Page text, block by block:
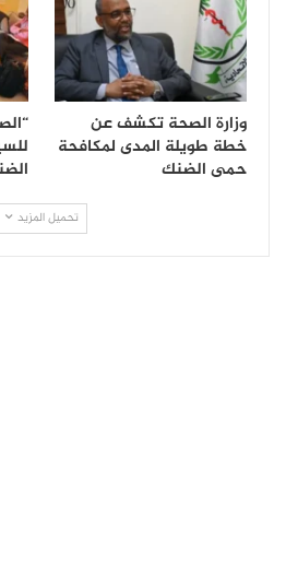
وزارة الصحة تكشف عن
خطة طويلة المدى لمكافحة
حمى الضنك
تحميل المزيد